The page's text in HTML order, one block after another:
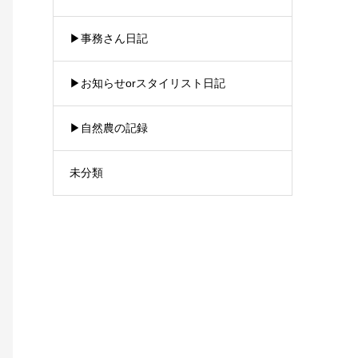
▶︎事務さん日記
▶︎お知らせorスタイリスト日記
▶︎自然農の記録
未分類